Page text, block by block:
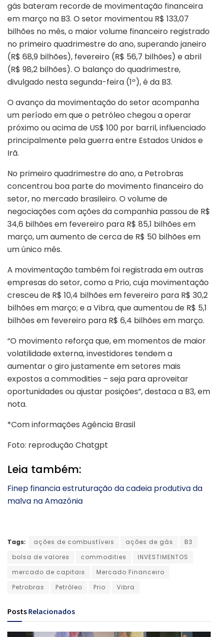
gás bateram recorde de movimentação financeira
em março na B3. O setor movimentou R$ 133,07
bilhões no mês, o maior volume financeiro registrado
no primeiro quadrimestre do ano, superando janeiro
(R$ 68,9 bilhões), fevereiro (R$ 56,7 bilhões) e abril
(R$ 98,2 bilhões). O balanço do quadrimestre,
divulgado nesta segunda-feira (1º), é da B3.
O avanço da movimentação do setor acompanha
um período em que o petróleo chegou a operar
próximo ou acima de US$ 100 por barril, influenciado
principalmente pela guerra entre Estados Unidos e
Irã.
No primeiro quadrimestre do ano, a Petrobras
concentrou boa parte do movimento financeiro do
setor, no mercado brasileiro. O volume de
negociações com ações da companhia passou de R$
34,6 bilhões em fevereiro para R$ 85,1 bilhões em
março, um aumento de cerca de R$ 50 bilhões em
um único mês.
A movimentação também foi registrada em outras
empresas do setor, como a Prio, cuja movimentação
cresceu de R$ 10,4 bilhões em fevereiro para R$ 30,2
bilhões em março; e a Vibra, que aumentou de R$ 5,1
bilhões em fevereiro para R$ 6,4 bilhões em março.
“O movimento reforça que, em momentos de maior
volatilidade externa, investidores tendem a
aumentar o giro justamente em setores mais
expostos a commodities – seja para aproveitar
oportunidades ou ajustar posições”, destaca a B3, em
nota.
*Com informações Agência Brasil
Foto: reprodução Chatgpt
Leia também:
Finep financia estruturação da cadeia produtiva da
malva na Amazônia
Tags: ações de combustíveis ações de gás
B3
bolsa de valores
commodities
INVESTIMENTOS
mercado de capitais
Mercado Financeiro
Petrobras
Petróleo Prio Vibra
Posts Relacionados